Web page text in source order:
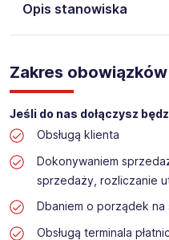
Opis stanowiska
Pośrednictwa Pracy i
Profit jest obecnie jedną z
polskich agencji
działalności daliśmy pracę
w całym kraju. Skutecznie
największych firm, jak
przedsiębiorstw w Polsce.
396 w Krajowym Rejestrze
Obecnie dla naszego
na stanowisko:
Zakres obowiązków
Jeśli do nas dołączysz
Obsługą klienta
Dokonywaniem
sprzedaży, rozliczanie
Dbaniem o porządek
Obsługą terminala